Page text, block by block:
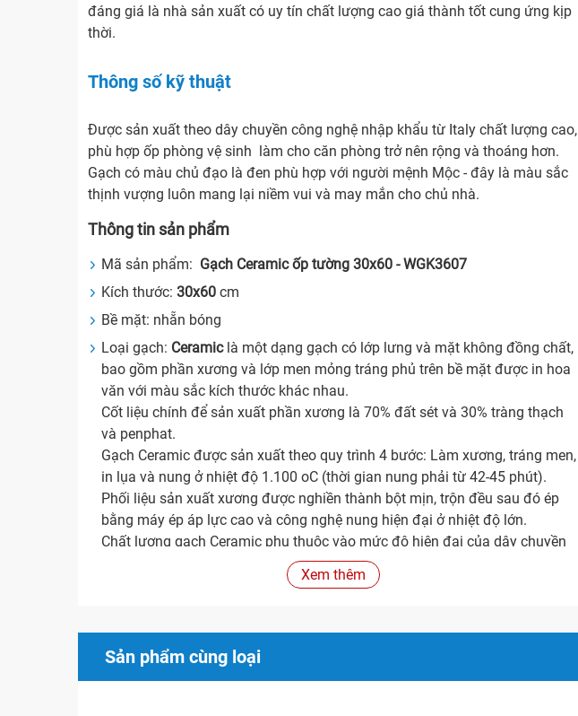
đáng giá là nhà sản xuất có uy tín chất lượng cao giá thành tốt cung ứng kịp
thời.
Thông số kỹ thuật
Được sản xuất theo dây chuyền công nghệ nhập khẩu từ Italy chất lượng cao,
phù hợp ốp phòng vệ sinh làm cho căn phòng trở nên rộng và thoáng hơn.
Gạch có màu chủ đạo là đen phù hợp với người mệnh Mộc - đây là màu sắc
thịnh vượng luôn mang lại niềm vui và may mắn cho chủ nhà.
Thông tin sản phẩm
Mã sản phẩm: Gạch Ceramic ốp tường 30x60 - WGK3607
Kích thước: 30x60 cm
Bề mặt: nhẵn bóng
Loại gạch: Ceramiclà một dạng gạch có lớp lưng và mặt không đồng chất,
bao gồm phần xương và lớp men mỏng tráng phủ trên bề mặt được in hoa
văn với màu sắc kích thước khác nhau.
Cốt liệu chính để sản xuất phần xương là 70% đất sét và 30% tràng thạch
và penphat.
Gạch Ceramic được sản xuất theo quy trình 4 bước: Làm xương, tráng men,
in lụa và nung ở nhiệt độ 1.100 oC (thời gian nung phải từ 42-45 phút).
Phối liệu sản xuất xương được nghiền thành bột mịn, trộn đều sau đó ép
bằng máy ép áp lực cao và công nghệ nung hiện đại ở nhiệt độ lớn.
Chất lượng gạch Ceramic phụ thuộc vào mức độ hiện đại của dây chuyền
công nghệ sản xuất như: công nghệ tạo hình (là ép khô hay bán khô); Công
nghệ nung ở nhiệt độ cao và áp lực ép, sử dụng men khô hay men ướt.
Tính năng
Xuất xứ
Xem thêm
Sản phẩm cùng loại